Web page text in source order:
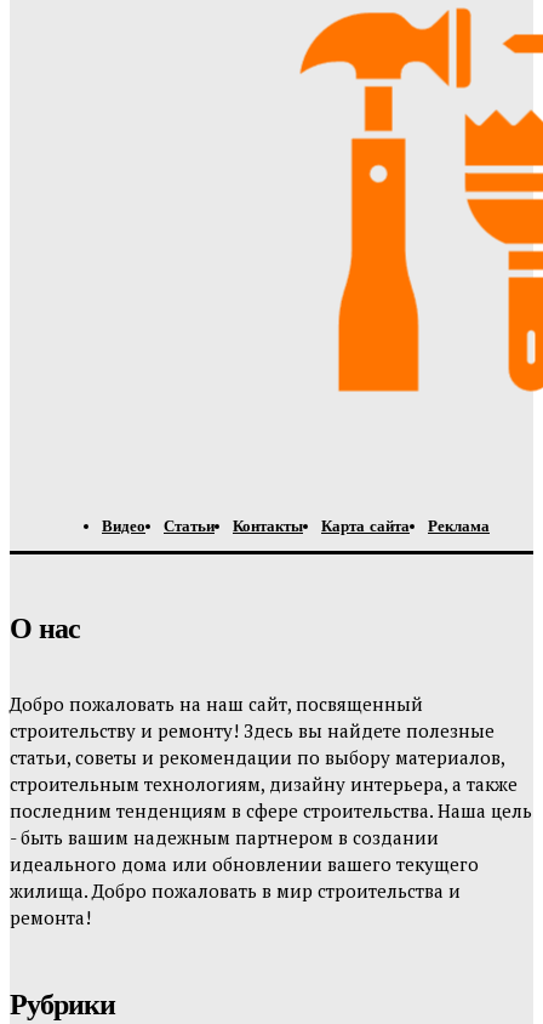
Видео Статьи Контакты Карта сайта Реклама
О нас
Добро пожаловать на наш сайт, посвященный
строительству и ремонту! Здесь вы найдете полезные
статьи, советы и рекомендации по выбору материалов,
строительным технологиям, дизайну интерьера, а также
последним тенденциям в сфере строительства. Наша цель
- быть вашим надежным партнером в создании
идеального дома или обновлении вашего текущего
жилища. Добро пожаловать в мир строительства и
ремонта!
Рубрики